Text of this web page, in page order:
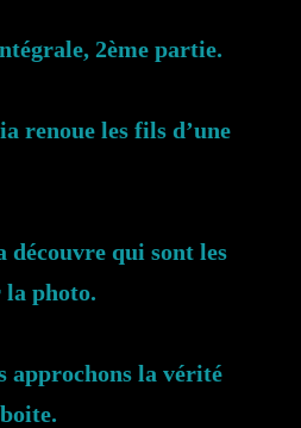
2ème partie.
renoue les fils d’une
découvre qui sont les
la photo.
approchons la vérité